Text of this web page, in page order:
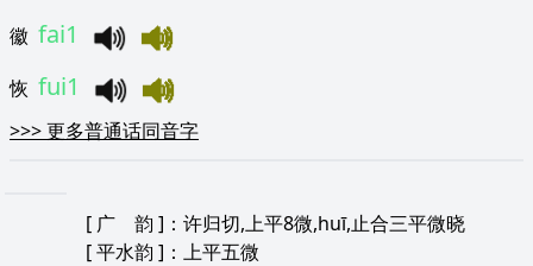
徽 fai1
恢 fui1
>>>更多普通话同音字
[ 广 韵 ]：许归切,上平8微,huī,止合三平微晓
[平水韵 ]：上平五微